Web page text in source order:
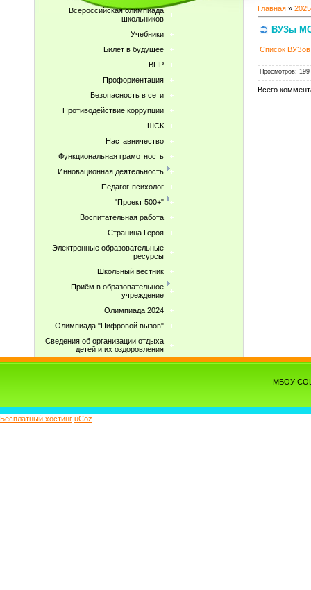
Всероссийская олимпиада
школьников
Учебники
Билет в будущее
ВПР
Профориентация
Безопасность в сети
Противодействие коррупции
ШСК
Наставничество
Функциональная грамотность
Инновационная деятельность
Педагог-психолог
"Проект 500+"
Воспитательная работа
Страница Героя
Электронные образовательные
ресурсы
Школьный вестник
Приём в образовательное
учреждение
Олимпиада 2024
Олимпиада "Цифровой вызов"
Сведения об организации отдыха
детей и их оздоровления
Главная » 2025
ВУЗы
Список
Просмотров: 199
Всего
МБОУ СОШ
Бесплатный хостинг uCoz